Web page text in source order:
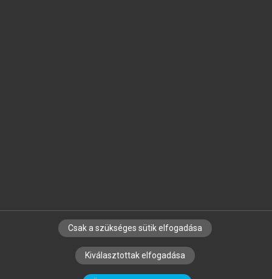
SZERZŐKNEK CÉGEKNEK KÖNYVTÁROSOKNAK
SZERKESZTÉSI ÉS LEKTORÁLÁSI ALAPELVEK
Csak a szükséges sütik elfogadása
Kiválasztottak elfogadása